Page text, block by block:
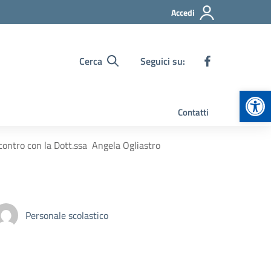
Accedi
Cerca Seguici su:
Contatti
con la Dott.ssa Angela Ogliastro
Personale scolastico